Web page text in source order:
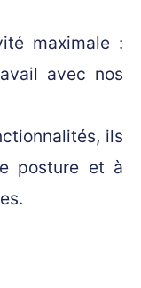
maximale :
avec nos
ils
posture et à